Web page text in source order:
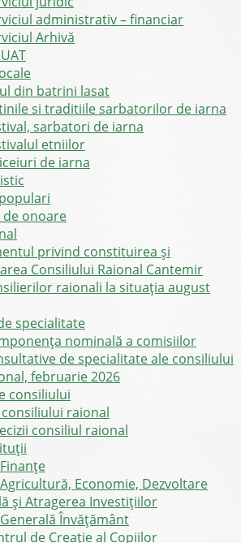
administrativ – financiar
Arhivă
din batrini lasat
si traditiile sarbatorilor de iarna
sarbatori de iarna
etniilor
de iarna
de onoare
privind constituirea şi
Consiliului Raional Cantemir
raionali la situația august
specialitate
nominală a comisiilor
de specialitate ale consiliului
februarie 2026
consiliului
consiliului raional
consiliul raional
Economie, Dezvoltare
și Atragerea Investițiilor
Învățământ
de Creație al Copiilor